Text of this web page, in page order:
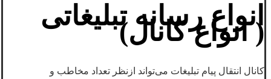
انواع رسانه تبلیغاتی
( انواع کانال)
کانال انتقال پیام تبلیغات می‌تواند ازنظر تعداد مخاطب و